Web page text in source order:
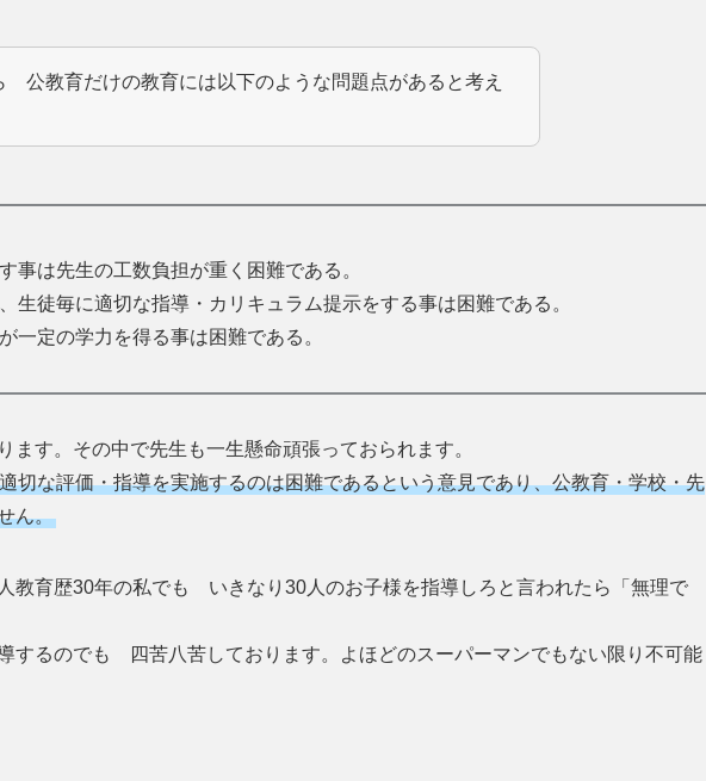
公教育だけの教育には以下のような問題点があると考え
事は先生の工数負担が重く困難である。
生徒毎に適切な指導・カリキュラム提示をする事は困難である。
一定の学力を得る事は困難である。
ます。その中で先生も一生懸命頑張っておられます。
切な評価・指導を実施するのは困難であるという意見であり、公教育・学校・先
ん。
教育歴30年の私でも いきなり30人のお子様を指導しろと言われたら「無理で
するのでも 四苦八苦しております。よほどのスーパーマンでもない限り不可能